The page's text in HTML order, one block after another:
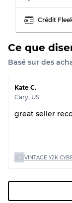
Qualité C
Qualité AB
Qualité BC
Qualité
Crédit
Ce que
Basé sur des
Kate C.
Cary, US
great seller